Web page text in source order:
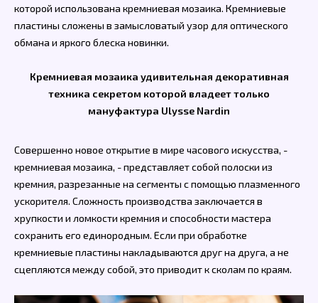
которой использована кремниевая мозаика. Кремниевые
пластины сложены в замысловатый узор для оптического
обмана и яркого блеска новинки.
Кремниевая мозаика удивительная декоративная
техника секретом которой владеет только
мануфактура Ulysse Nardin
Совершенно новое открытие в мире часового искусства, -
кремниевая мозаика, - представляет собой полоски из
кремния, разрезанные на сегменты с помощью плазменного
ускорителя. Сложность производства заключается в
хрупкости и ломкости кремния и способности мастера
сохранить его единородным. Если при обработке
кремниевые пластины накладываются друг на друга, а не
сцепляются между собой, это приводит к сколам по краям.